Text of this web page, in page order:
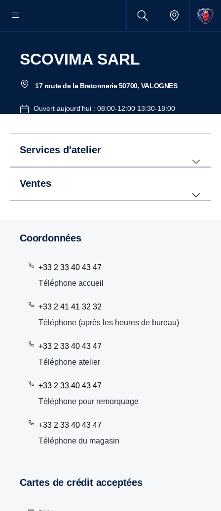
SCOVIMA SARL
17 route de la Bretonnerie 50700, VALOGNES
Ouvert aujourd'hui : 08:00-12:00 13:30-18:00
Services d'atelier
Ventes
Coordonnées
+33 2 33 40 43 47
Téléphone accueil
+33 2 41 41 32 32
Téléphone (après les heures de bureau)
+33 2 33 40 43 47
Téléphone atelier
+33 2 33 40 43 47
Téléphone pour remorquage
+33 2 33 40 43 47
Téléphone du magasin
Cartes de crédit acceptées